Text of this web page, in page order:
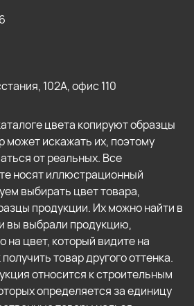
102А, офис 110
цвета копируют образцы
может искажать их, поэтому
от реальных. Все
носят иллюстрационный
выбирать цвет товара,
продукции. Их можно найти в
вы выбрали продукцию,
на цвет, который видите на
товар другого оттенка.
относится к строительным
определяется за единицу